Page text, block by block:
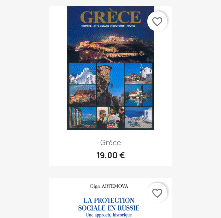
Grèce
19,00 €
favorite_border
favorite_border